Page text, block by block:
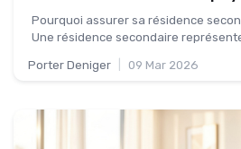
Pourquoi assurer sa résidence
Une résidence secondaire
Porter Deniger 09 Mar 2026